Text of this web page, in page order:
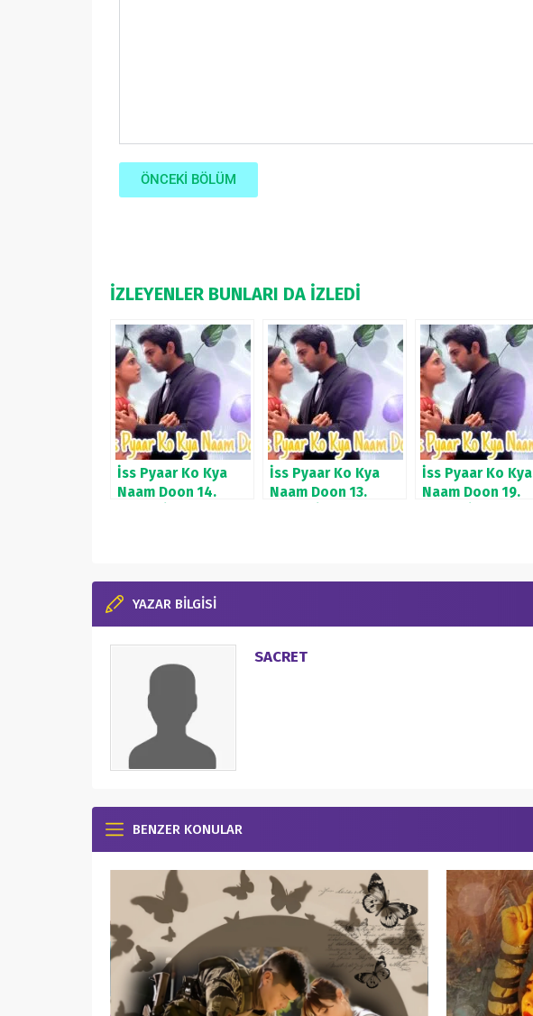
ÖNCEKİ BÖLÜM
İZLEYENLER BUNLARI DA İZLEDİ
İss Pyaar Ko Kya
Naam Doon 14.
İss Pyaar Ko Kya
Naam Doon 13.
İss Pyaar Ko Kya
Naam Doon 19.
YAZAR BİLGİSİ
SACRET
BENZER KONULAR